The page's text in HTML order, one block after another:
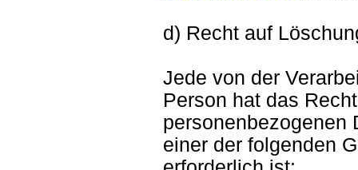
d) Recht auf
Jede von der
Person hat das
personenbezogenen
einer der folgenden